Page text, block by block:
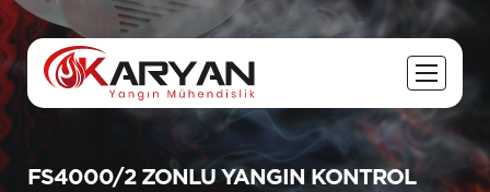
FS4000/2 ZONLU YANGIN KONTROL